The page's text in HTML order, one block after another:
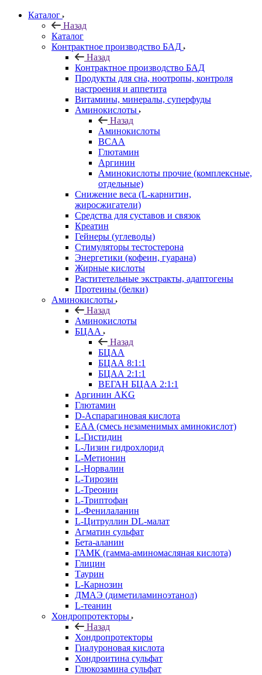
Каталог
Назад
Каталог
Контрактное производство БАД
Назад
Контрактное производство БАД
Продукты для сна, ноотропы, контроля
настроения и аппетита
Витамины, минералы, суперфуды
Аминокислоты
Назад
Аминокислоты
BCAA
Глютамин
Аргинин
Аминокислоты прочие (комплексные,
отдельные)
Снижение веса (L-карнитин,
жиросжигатели)
Средства для суставов и связок
Креатин
Гейнеры (углеводы)
Стимуляторы тестостерона
Энергетики (кофеин, гуарана)
Жирные кислоты
Раститетельные экстракты, адаптогены
Протеины (белки)
Аминокислоты
Назад
Аминокислоты
БЦАА
Назад
БЦАА
БЦАА 8:1:1
БЦАА 2:1:1
ВЕГАН БЦАА 2:1:1
Аргинин AKG
Глютамин
D-Аспарагиновая кислота
EAA (смесь незаменимых аминокислот)
L-Гистидин
L-Лизин гидрохлорид
L-Метионин
L-Норвалин
L-Тирозин
L-Треонин
L-Триптофан
L-Фенилаланин
L-Цитруллин DL-малат
Агматин cульфат
Бета-аланин
ГАМК (гамма-аминомасляная кислота)
Глицин
Таурин
L-Карнозин
ДМАЭ (диметиламиноэтанол)
L-теанин
Хондропротекторы
Назад
Хондропротекторы
Гиалуроновая кислота
Хондроитина сульфат
Глюкозамина сульфат